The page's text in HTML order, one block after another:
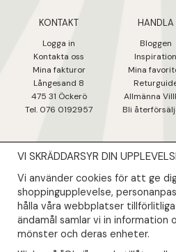
KONTAKT
Logga in
Kontakta oss
Mina fakturor
Långesand 8
475 31 Öckerö
Tel. 076 0192957
HANDLA
Bloggen
Inspiration
Mina
Allmänna
Bli
Såklart skall du ta del av våra
Din mail kommer endast
VI SKRÄDDARSYR DIN
Vi använder cookies för att ge
shoppingupplevelse,
hålla våra webbplatser
ändamål samlar vi in information
mönster och deras enheter.